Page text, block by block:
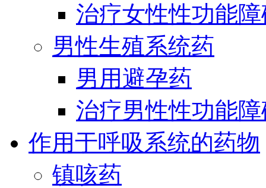
治疗女性性功能
男性生殖系统药
男用避孕药
治疗男性性功能
作用于呼吸系统的药物
镇咳药